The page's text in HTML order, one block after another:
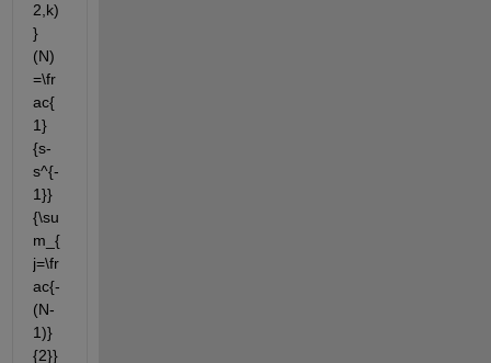
2,k)
}
(N)
=\fr
ac{
1}
{s-
s^{-
1}}
{\su
m_{
j=\fr
ac{-
(N-
1)}
{2}}